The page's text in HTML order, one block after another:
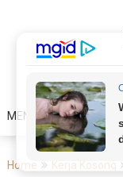
MENU
Home
Kerja Kosong